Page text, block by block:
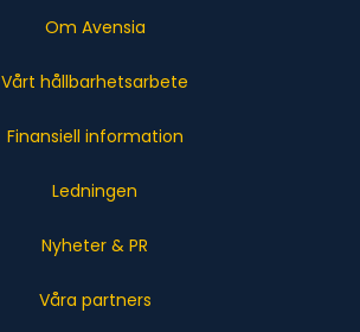
Om Avensia
Vårt hållbarhetsarbete
Finansiell information
Ledningen
Nyheter & PR
Våra partners